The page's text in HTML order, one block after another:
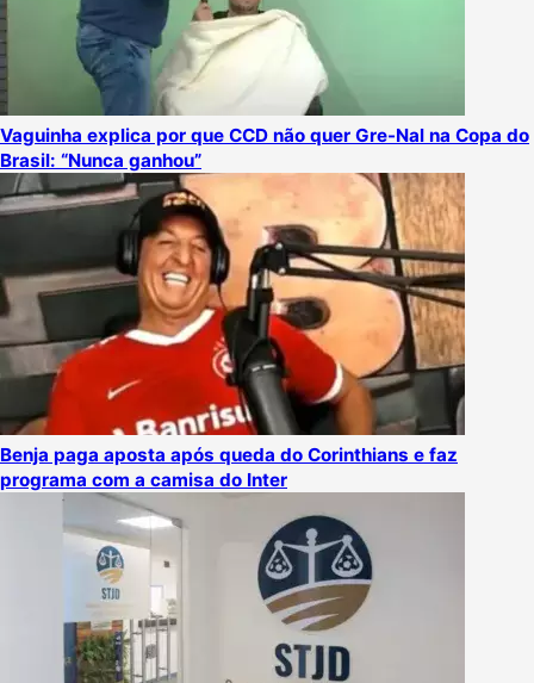
Vaguinha explica por que CCD não quer Gre-Nal na Copa do
Brasil: “Nunca ganhou”
Benja paga aposta após queda do Corinthians e faz
programa com a camisa do Inter